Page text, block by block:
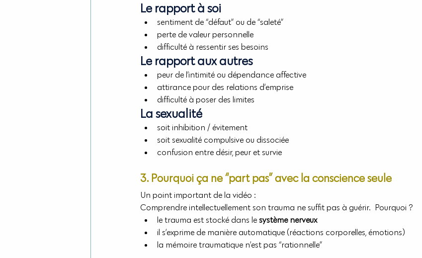
Le rapport à soi
sentiment de “défaut” ou de “saleté”
perte de valeur personnelle
difficulté à ressentir ses besoins
Le rapport aux autres
peur de l’intimité ou dépendance affective
attirance pour des relations d’emprise
difficulté à poser des limites
La sexualité
soit inhibition / évitement
soit sexualité compulsive ou dissociée
confusion entre désir, peur et survie
3. Pourquoi ça ne “part pas” avec la conscience seule
Un point important de la vidéo :
Comprendre intellectuellement son trauma ne suffit pas à guérir.  Pourquoi ?
le trauma est stocké dans le système nerveux
il s’exprime de manière automatique (réactions corporelles, émotions)
la mémoire traumatique n’est pas “rationnelle”